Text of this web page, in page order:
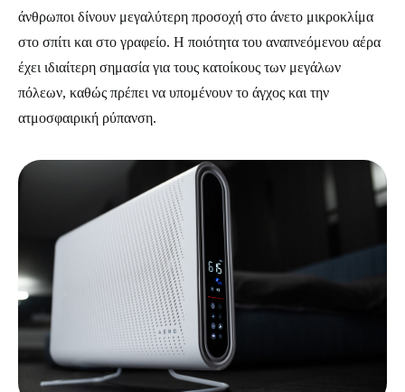
άνθρωποι δίνουν μεγαλύτερη προσοχή στο άνετο μικροκλίμα
στο σπίτι και στο γραφείο. Η ποιότητα του αναπνεόμενου αέρα
έχει ιδιαίτερη σημασία για τους κατοίκους των μεγάλων
πόλεων, καθώς πρέπει να υπομένουν το άγχος και την
ατμοσφαιρική ρύπανση.